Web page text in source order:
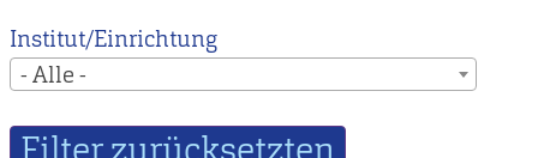
Institut/Einrichtung
- Alle -